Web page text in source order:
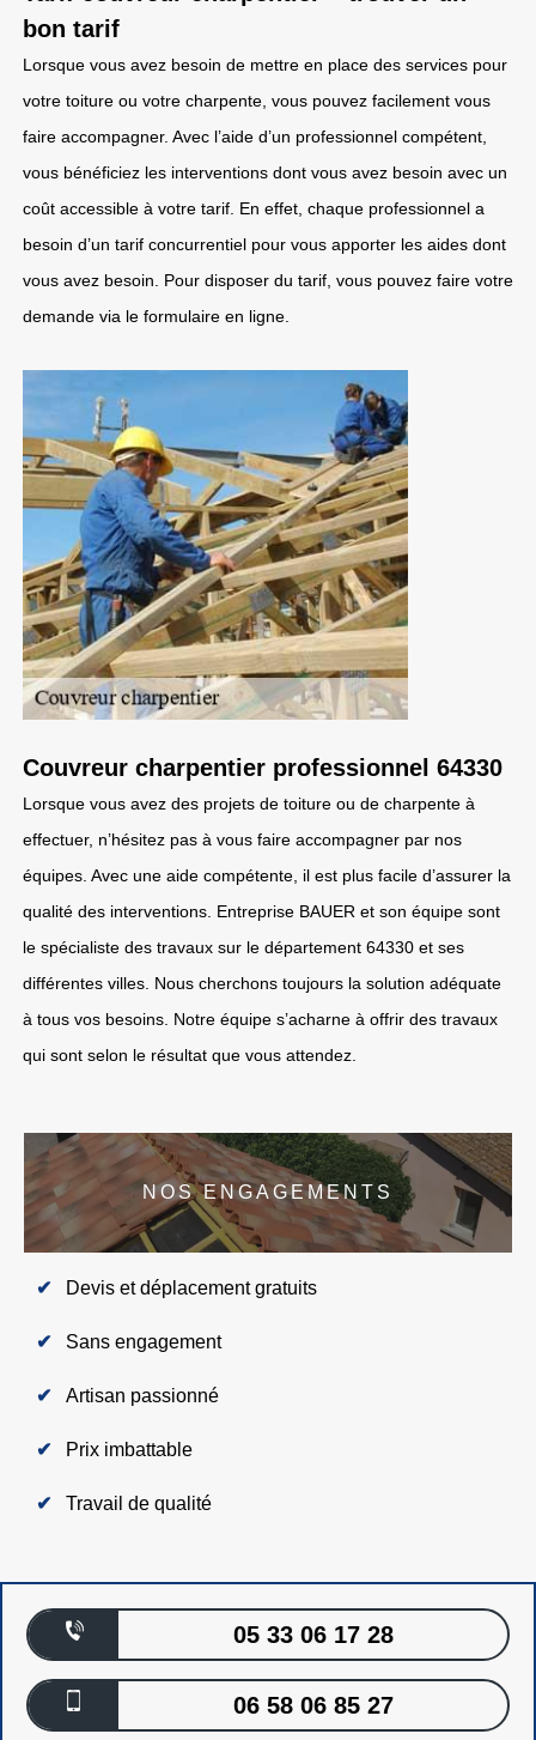
bon tarif
Lorsque vous avez besoin de mettre en place des services pour
votre toiture ou votre charpente, vous pouvez facilement vous
faire accompagner. Avec l’aide d’un professionnel compétent,
vous bénéficiez les interventions dont vous avez besoin avec un
coût accessible à votre tarif. En effet, chaque professionnel a
besoin d’un tarif concurrentiel pour vous apporter les aides dont
vous avez besoin. Pour disposer du tarif, vous pouvez faire votre
demande via le formulaire en ligne.
Couvreur charpentier professionnel 64330
Lorsque vous avez des projets de toiture ou de charpente à
effectuer, n’hésitez pas à vous faire accompagner par nos
équipes. Avec une aide compétente, il est plus facile d’assurer la
qualité des interventions. Entreprise BAUER et son équipe sont
le spécialiste des travaux sur le département 64330 et ses
différentes villes. Nous cherchons toujours la solution adéquate
à tous vos besoins. Notre équipe s’acharne à offrir des travaux
qui sont selon le résultat que vous attendez.
NOS ENGAGEMENTS
Devis et déplacement gratuits
Sans engagement
Artisan passionné
Prix imbattable
Travail de qualité
05 33 06 17 28
06 58 06 85 27